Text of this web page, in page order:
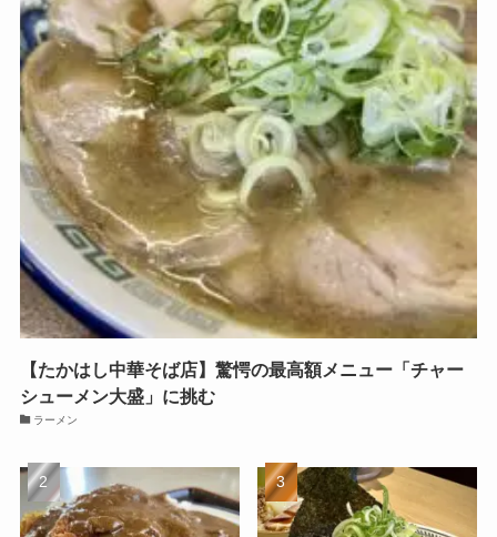
【たかはし中華そば店】驚愕の最高額メニュー「チャー
シューメン大盛」に挑む
ラーメン